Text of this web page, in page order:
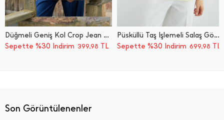
Düğmeli Geniş Kol Crop Jean Gömlek
Sepette %30 İndirim 399,98 TL
Püsküllü Taş İşlemeli Salaş Gömlek
Sepette %30 İndirim 699,98 TL
Son Görüntülenenler